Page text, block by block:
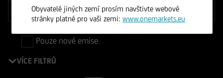
Pouze nové emise
VÍCE FILTRŮ
Obyvatelé jiných zemí prosím navštivte webové
stránky platné pro vaši zemi:www.onemarkets.eu